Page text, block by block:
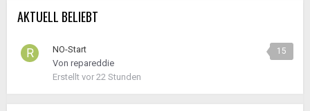
AKTUELL BELIEBT
15
NO-Start
Von repareddie
Erstellt vor 22 Stunden